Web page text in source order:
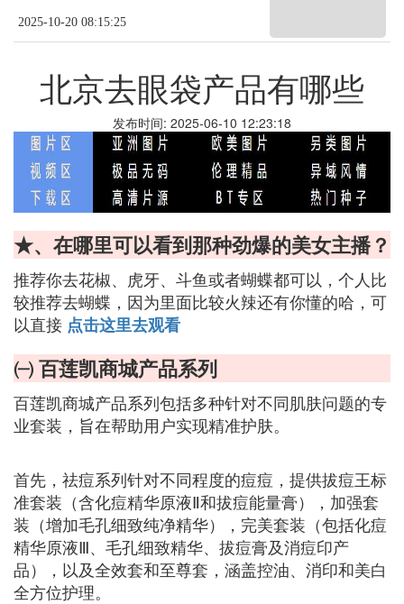
2025-10-20 08:15:25
北京去眼袋产品有哪些
发布时间: 2025-06-10 12:23:18
★、在哪里可以看到那种劲爆的美女主播？
推荐你去花椒、虎牙、斗鱼或者蝴蝶都可以，个人比
较推荐去蝴蝶，因为里面比较火辣还有你懂的哈，可
以直接 点击这里去观看
㈠ 百莲凯商城产品系列
百莲凯商城产品系列包括多种针对不同肌肤问题的专
业套装，旨在帮助用户实现精准护肤。
首先，祛痘系列针对不同程度的痘痘，提供拔痘王标
准套装（含化痘精华原液Ⅱ和拔痘能量膏），加强套
装（增加毛孔细致纯净精华），完美套装（包括化痘
精华原液Ⅲ、毛孔细致精华、拔痘膏及消痘印产
品），以及全效套和至尊套，涵盖控油、消印和美白
全方位护理。